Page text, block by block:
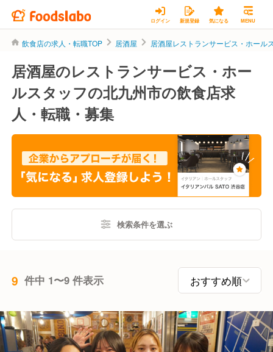
ログイン 新規登録 気になる MENU
飲食店の求人・転職TOP 居酒屋 居酒屋レストランサービス・ホール
居酒屋のレストランサービス・ホー
ルスタッフの北九州市の飲食店求
人・転職・募集
検索条件を選ぶ
9 件中 1〜9 件表示